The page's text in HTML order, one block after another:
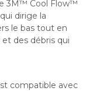
3M™ Cool Flow™
dirige la
le bas tout en
des débris qui
compatible avec